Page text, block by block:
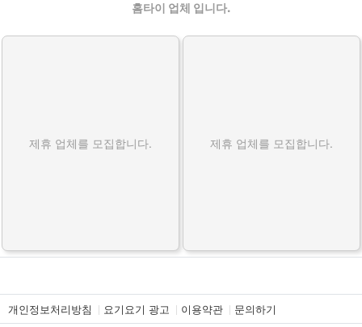
홈타이 업체 입니다.
제휴 업체를 모집합니다. 제휴 업체를 모집합니다.
개인정보처리방침 요기요기 광고 이용약관 문의하기